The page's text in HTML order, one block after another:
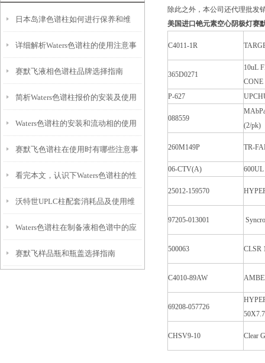
日本岛津色谱柱如何进行保养和维
护？
详细解析Waters色谱柱的使用注意事
项
赛默飞液相色谱柱品牌选择指南
简析Waters色谱柱报价的安装及使用
维护
Waters色谱柱的安装和流动相的使用
情况
赛默飞色谱柱在使用时有哪些注意事
项？
看完本文，认识下Waters色谱柱的性
能特点
沃特世UPLC柱配套消耗品及使用维
护
Waters色谱柱在制备液相色谱中的应
用有哪些？
赛默飞样品瓶和瓶盖选择指南
除此之外，本公司还代理批发
美国进口铯元素空心阴极灯赛
C4011-1R
365D0271
10uL
P-627
088559
(2/pk)
260M149P TR-
06-CTV(A)
25012-159570
97205-013001
500063 CLSR
C4010-89AW
69208-057726
CHSV9-10 Clear